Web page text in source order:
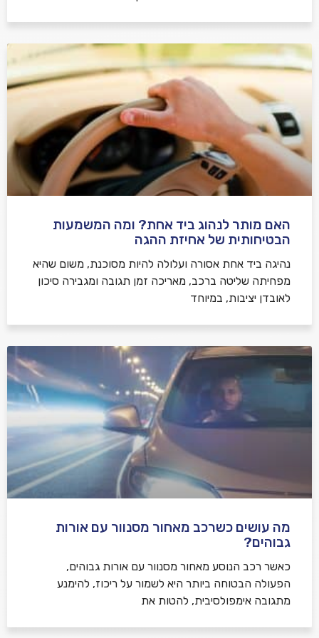
האם מותר לנהוג ביד אחת? ומה המשמעות
הבטיחותית של אחיזת ההגה
נהיגה ביד אחת אסורה ועלולה להיות מסוכנת, משום שהיא
מפחיתה שליטה ברכב, מאריכה זמן תגובה ומגבירה סיכון
לאובדן יציבות, במיוחד
מה עושים כשרכב מאחור מסנוור עם אורות
גבוהים?
כאשר רכב הנוסע מאחור מסנוור עם אורות גבוהים,
הפעולה הבטוחה ביותר היא לשמור על ריכוז, להימנע
מתגובה אימפולסיבית, להטות את